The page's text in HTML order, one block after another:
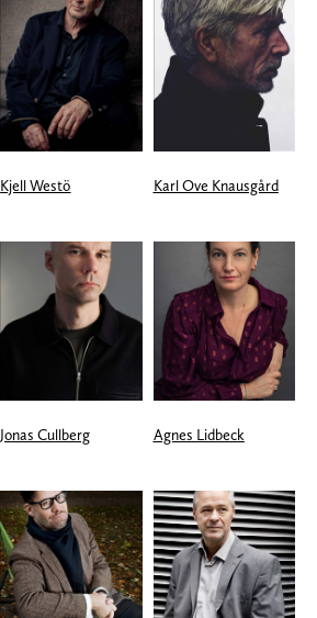
Kjell Westö Karl Ove Knausgård
Jonas Cullberg Agnes Lidbeck